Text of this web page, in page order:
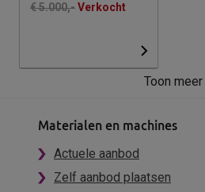
€ 5.000,-Verkocht
Toon
Materialen en machines
Actuele aanbod
Zelf aanbod plaatsen